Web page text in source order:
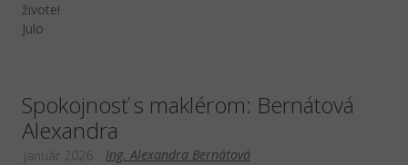
živote!
Julo
Spokojnosť s maklérom: Bernátová
Alexandra
Ing. Alexandra Bernátová
január 2026